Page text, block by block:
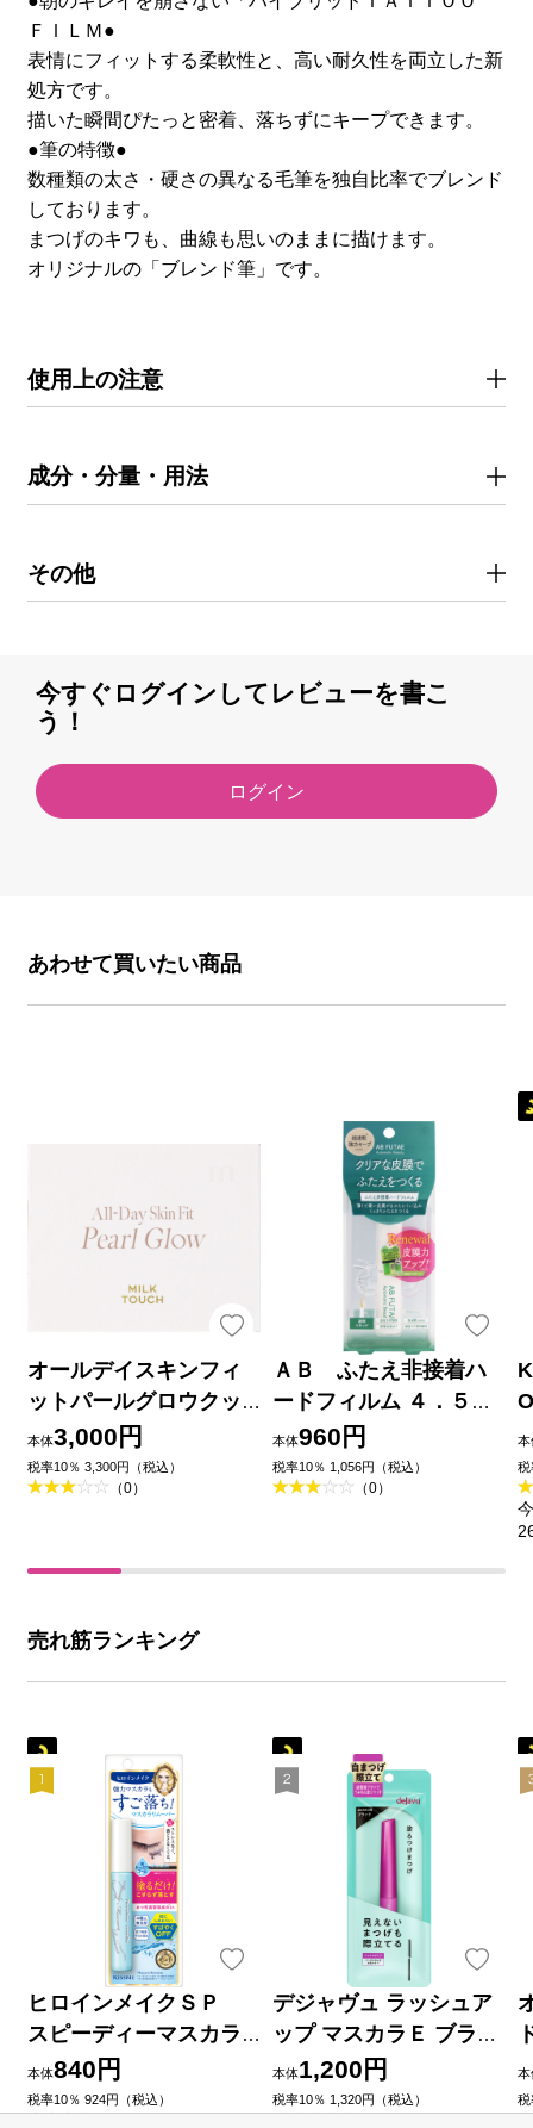
ＦＩＬＭ●
表情にフィットする柔軟性と、高い耐久性を両立した新
処方です。
描いた瞬間ぴたっと密着、落ちずにキープできます。
●筆の特徴●
数種類の太さ・硬さの異なる毛筆を独自比率でブレンド
しております。
まつげのキワも、曲線も思いのままに描けます。
オリジナルの「ブレンド筆」です。
使用上の注意
成分・分量・用法
その他
今すぐログインしてレビューを書こ
う！
ログイン
あわせて買いたい商品
オールデイスキンフィ
ットパールグロウクッ
ション ０１ Ｒｏｓｙ Ｉ
ｖｏｒｙ ＿ Ｏｌｉｖｅ
Ｉｎｔｅｒｎａｔｉｏ
本体3,000円
税率10％ 3,300円（税込）
（0）
ＡＢ ふたえ非接着ハ
ードフィルム ４．５ｍ
ｌ ディアローラ
本体960円
税率10％ 1,056円（税込）
（0）
本
税
売れ筋ランキング
ヒロインメイクＳＰ
スピーディーマスカラ
リムーバー ６．６ｍＬ
伊勢半
本体840円
税率10％ 924円（税込）
デジャヴュ ラッシュア
ップ マスカラＥ ブラッ
ク ＿ イミュ
本体1,200円
税率10％ 1,320円（税込）
本
税